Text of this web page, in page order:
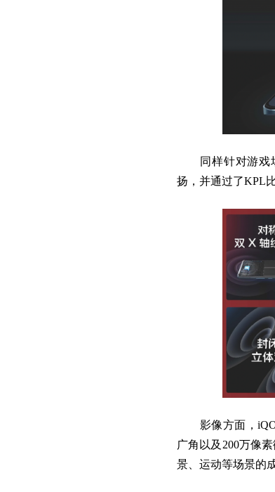
同样针对游戏场
扬，并通过了KPL
影像方面，iQOO
广角以及200万像
景、运动等场景的